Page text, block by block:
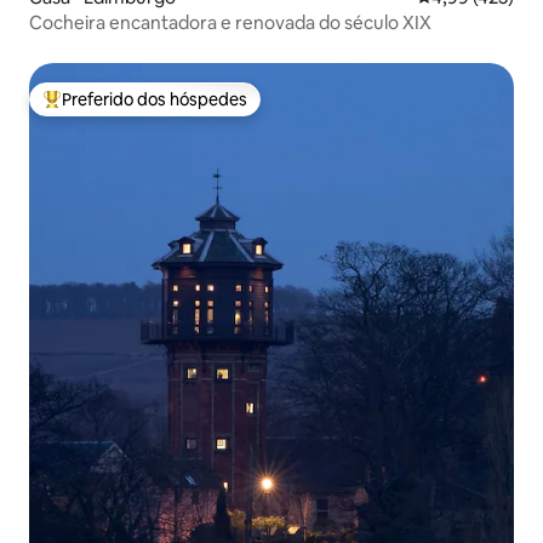
Cocheira encantadora e renovada do século XIX
Entre os melhores preferidos dos hóspedes
Preferido dos hóspedes